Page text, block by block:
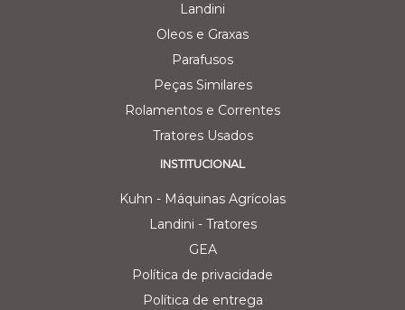
Landini
Oleos e Graxas
Parafusos
Peças Similares
Rolamentos e Correntes
Tratores Usados
INSTITUCIONAL
Kuhn - Máquinas Agrícolas
Landini - Tratores
GEA
Política de privacidade
Política de entrega